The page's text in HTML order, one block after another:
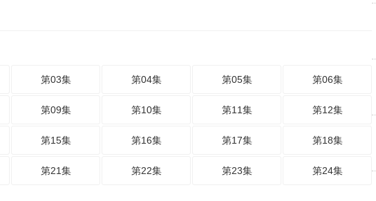
第03集 第04集 第05集 第06集
第09集 第10集 第11集 第12集
第15集 第16集 第17集 第18集
第21集 第22集 第23集 第24集